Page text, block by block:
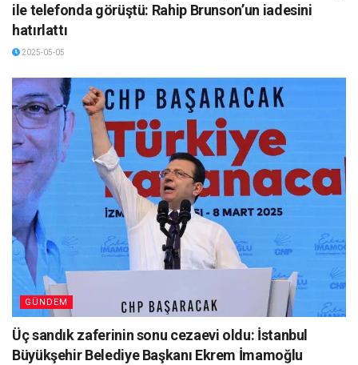
ile telefonda görüştü: Rahip Brunson’un iadesini
hatırlattı
2025-05-05
GÜNDEM
Üç sandık zaferinin sonu cezaevi oldu: İstanbul
Büyükşehir Belediye Başkanı Ekrem İmamoğlu